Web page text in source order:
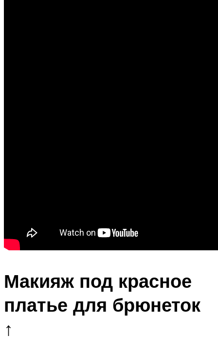
Макияж под красное
платье для брюнеток
↑